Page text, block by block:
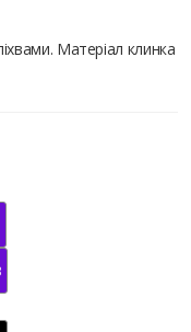
Матеріал клинка